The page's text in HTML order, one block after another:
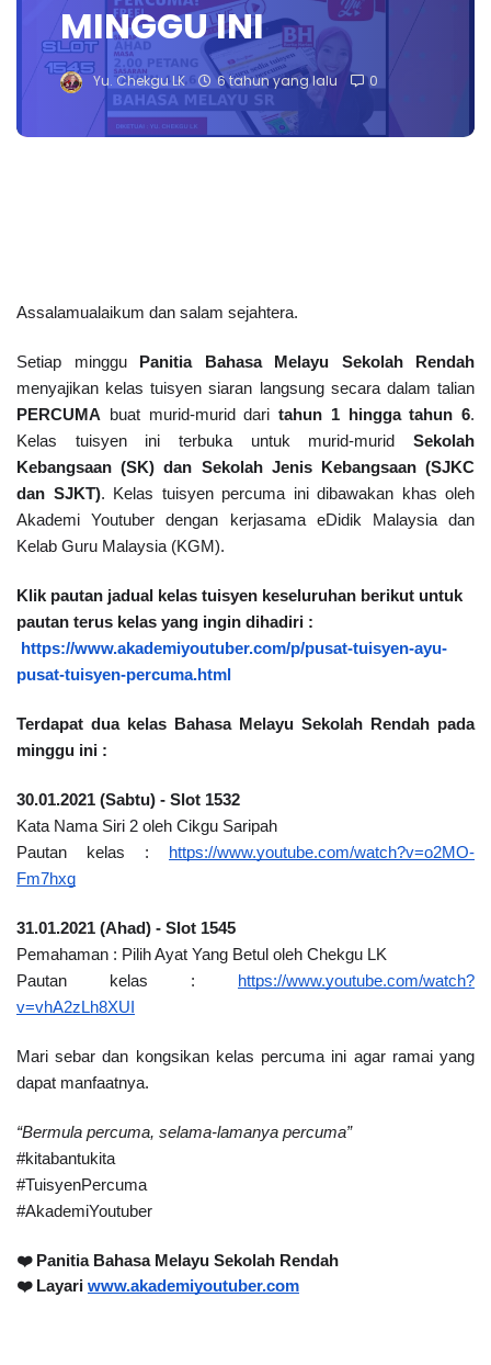
MINGGU INI
Yu. Chekgu LK 6 tahun yang lalu 0
Assalamualaikum dan salam sejahtera.
Setiap minggu
Panitia Bahasa Melayu Sekolah Rendah
PERCUMA buat murid-murid dari tahun 1 hingga tahun 6.
Kelas tuisyen ini terbuka untuk murid-murid Sekolah
Kebangsaan (SK) dan Sekolah Jenis Kebangsaan (SJKC
dan SJKT). Kelas tuisyen percuma ini dibawakan khas oleh
Akademi Youtuber dengan kerjasama eDidik Malaysia dan
Kelab Guru Malaysia (KGM).
Klik pautan jadual kelas tuisyen keseluruhan berikut untuk
pautan terus kelas yang ingin dihadiri :
https://www.akademiyoutuber.com/p/pusat-tuisyen-ayu-
pusat-tuisyen-percuma.html
Terdapat dua kelas Bahasa Melayu Sekolah Rendah pada
minggu ini :
30.01.2021 (Sabtu) - Slot 1532
Kata Nama Siri 2 oleh Cikgu Saripah
Pautan kelas :
https://www.youtube.com/watch?v=o2MO-
Fm7hxg
31.01.2021 (Ahad) - Slot 1545
Pemahaman : Pilih Ayat Yang Betul oleh Chekgu LK
Pautan kelas :
https://www.youtube.com/watch?
v=vhA2zLh8XUI
Mari sebar dan kongsikan kelas percuma ini agar ramai yang
dapat manfaatnya.
“Bermula percuma, selama-lamanya percuma”
#kitabantukita
#TuisyenPercuma
#AkademiYoutuber
❤️ Panitia Bahasa Melayu Sekolah Rendah
❤️ Layari www.akademiyoutuber.com